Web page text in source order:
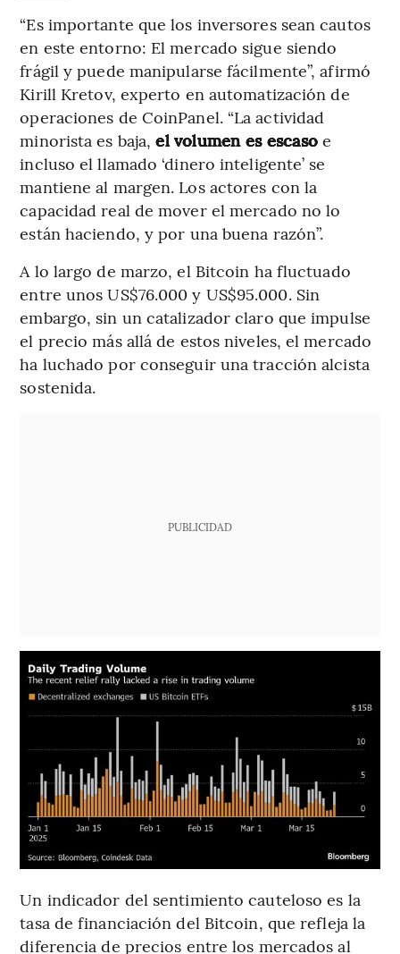
“Es importante que los inversores sean cautos
en este entorno: El mercado sigue siendo
frágil y puede manipularse fácilmente”, afirmó
Kirill Kretov, experto en automatización de
operaciones de CoinPanel. “La actividad
minorista es baja,el volumen es escaso e
incluso el llamado ‘dinero inteligente’ se
mantiene al margen. Los actores con la
capacidad real de mover el mercado no lo
están haciendo, y por una buena razón”.
A lo largo de marzo, el Bitcoin ha fluctuado
entre unos US$76.000 y US$95.000. Sin
embargo, sin un catalizador claro que impulse
el precio más allá de estos niveles, el mercado
ha luchado por conseguir una tracción alcista
sostenida.
PUBLICIDAD
Un indicador del sentimiento cauteloso es la
tasa de financiación del Bitcoin, que refleja la
diferencia de precios entre los mercados al